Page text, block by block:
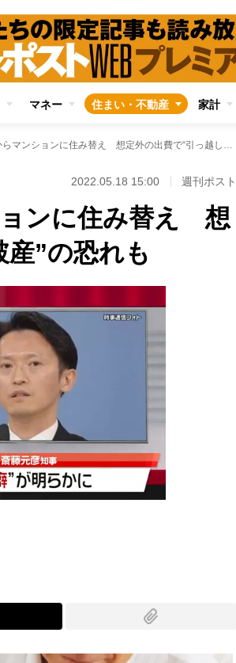
マネー 住まい・不動産 家計
老後に戸建てからマンションに住み替え 想定外の出費で“引っ越し破産”の恐れも
2022.05.18 15:00 週刊ポスト
ンに住み替え 想
”の恐れも